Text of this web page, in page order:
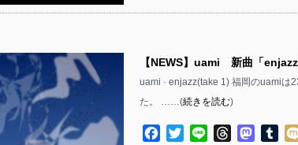
【NEWS】uami 新曲「
uami · enjazz(take 1) 福岡のuamiは
た。 ……(続きを読む)
Facebook
TwitterLine Threads